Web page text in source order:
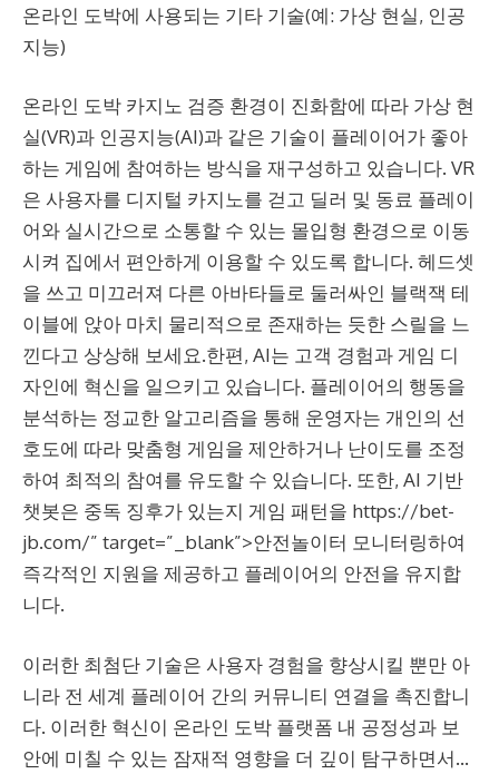
온라인 도박에 사용되는 기타 기술(예: 가상 현실, 인공
지능)
온라인 도박 카지노 검증 환경이 진화함에 따라 가상 현
실(VR)과 인공지능(AI)과 같은 기술이 플레이어가 좋아
하는 게임에 참여하는 방식을 재구성하고 있습니다. VR
은 사용자를 디지털 카지노를 걷고 딜러 및 동료 플레이
어와 실시간으로 소통할 수 있는 몰입형 환경으로 이동
시켜 집에서 편안하게 이용할 수 있도록 합니다. 헤드셋
을 쓰고 미끄러져 다른 아바타들로 둘러싸인 블랙잭 테
이블에 앉아 마치 물리적으로 존재하는 듯한 스릴을 느
낀다고 상상해 보세요.한편, AI는 고객 경험과 게임 디
자인에 혁신을 일으키고 있습니다. 플레이어의 행동을
분석하는 정교한 알고리즘을 통해 운영자는 개인의 선
호도에 따라 맞춤형 게임을 제안하거나 난이도를 조정
하여 최적의 참여를 유도할 수 있습니다. 또한, AI 기반
챗봇은 중독 징후가 있는지 게임 패턴을 https://bet-
jb.com/” target=”_blank”>안전놀이터 모니터링하여
즉각적인 지원을 제공하고 플레이어의 안전을 유지합
니다.
이러한 최첨단 기술은 사용자 경험을 향상시킬 뿐만 아
니라 전 세계 플레이어 간의 커뮤니티 연결을 촉진합니
다. 이러한 혁신이 온라인 도박 플랫폼 내 공정성과 보
안에 미칠 수 있는 잠재적 영향을 더 깊이 탐구하면서…